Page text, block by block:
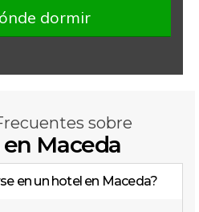
dormir
sobre
Maceda
en un hotel en Maceda?